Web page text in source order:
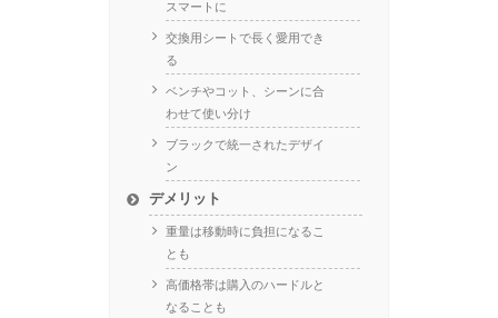
スマートに
交換用シートで長く愛用でき
る
ベンチやコット、シーンに合
わせて使い分け
ブラックで統一されたデザイ
ン
デメリット
重量は移動時に負担になるこ
とも
高価格帯は購入のハードルと
なることも